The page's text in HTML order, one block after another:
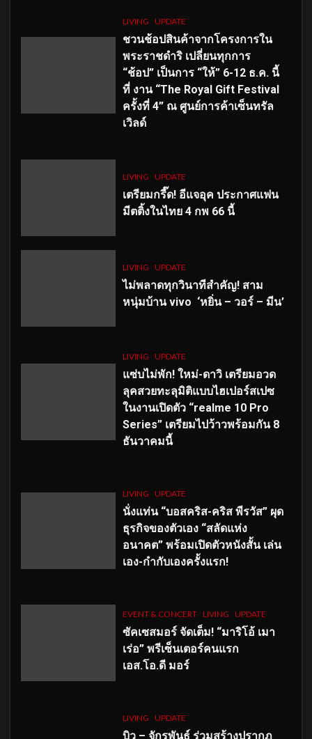
LIVING UPDATE
ชวนช้อปสินค้าจากโครงการใน
พระราชดำริ เปลี่ยนทุกการ
“ช้อป” เป็นการ “ให้” 6-12 ธ.ค. นี้
ที่ งาน “The Royal Gift Festival
ครั้งที่ 4” ณ ศูนย์การค้าเซ็นทรัล
เวิลด์
LIVING UPDATE
เตรียมกรี๊ด! อีแจอุค ประกาศแฟน
มีตติ้งในไทย 4 กพ 66 นี้
LIVING UPDATE
ไม่พลาดทุกวินาทีสำคัญ! สาม
หนุ่มบ้าน vivo ‘หยิ่น – วอร์ – มีน’
LIVING UPDATE
แซ่บไม่พัก! ใหม่-ดาวิ เตรียมอวด
ลุคสวยทะลุมิติแบบไฮเปอร์สเปซ
ในงานเปิดตัว “realme 10 Pro
Series” เตรียมไปว้าวพร้อมกัน 8
ธันวาคมนี้
LIVING UPDATE
นั่งแท่น “บอสคริส-คริส พีรวัส” ผุด
ธุรกิจของตัวเอง “สลัดแห่ง
อนาคต” พร้อมเปิดตัวหนังสั้น เล่น
เอง-กำกับเองครั้งแรก!
EVENT & CONCERT LIVING UPDATE
ซัคเซสมอร์ จัดเต็ม! “มาริโอ้ เมา
เร่อ” พรีเซ็นเตอร์คนแรก
เอส.โอ.ดี มอร์
LIVING UPDATE
บิว – จักรพันธ์ ร่วมสร้างปรากฏ